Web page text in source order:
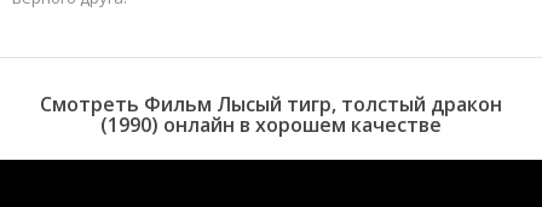
Смотреть Фильм Лысый тигр, толстый дракон
(1990) онлайн в хорошем качестве